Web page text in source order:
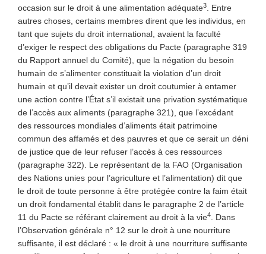
occasion sur le droit à une alimentation adéquate3
. Entre
autres choses, certains membres dirent que les individus, en
tant que sujets du droit international, avaient la faculté
d’exiger le respect des obligations du Pacte (paragraphe 319
du Rapport annuel du Comité), que la négation du besoin
humain de s’alimenter constituait la violation d’un droit
humain et qu’il devait exister un droit coutumier à entamer
une action contre l’État s’il existait une privation systématique
de l’accès aux aliments (paragraphe 321), que l’excédant
des ressources mondiales d’aliments était patrimoine
commun des affamés et des pauvres et que ce serait un déni
de justice que de leur refuser l’accès à ces ressources
(paragraphe 322). Le représentant de la FAO (Organisation
des Nations unies pour l’agriculture et l’alimentation) dit que
le droit de toute personne à être protégée contre la faim était
un droit fondamental établit dans le paragraphe 2 de l’article
11 du Pacte se référant clairement au droit à la vie4
. Dans
l’Observation générale n° 12 sur le droit à une nourriture
suffisante, il est déclaré : « le droit à une nourriture suffisante